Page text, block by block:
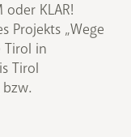
KLAR!
Projekts „Wege
Tirol in
Tirol